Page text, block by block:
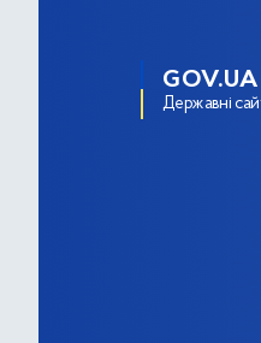
GOV.UA
Державні